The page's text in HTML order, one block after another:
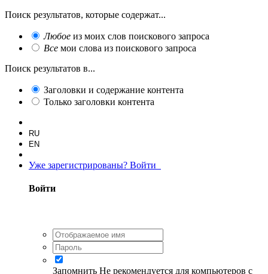
Поиск результатов, которые содержат...
Любое из моих слов поискового запроса
Все мои слова из поискового запроса
Поиск результатов в...
Заголовки и содержание контента
Только заголовки контента
RU
EN
Уже зарегистрированы? Войти
Войти
Запомнить Не рекомендуется для компьютеров с